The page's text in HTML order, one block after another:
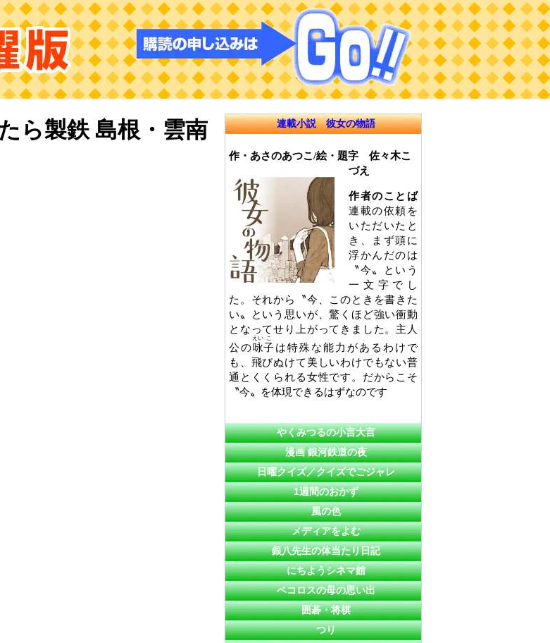
ら製鉄 島根・雲南 連載小説 彼女の物語
作・あさのあつこ/絵・題字 佐々木こ
づえ
作者のことば
連載の依頼を
いただいたと
き、まず頭に
浮かんだのは
〝今〟という
一文字でし
た。それから〝今、このときを書きた
い〟という思いが、驚くほど強い衝動
となってせり上がってきました。主人
公の咏
えい
子
こ
は特殊な能力があるわけで
も、飛びぬけて美しいわけでもない普
通とくくられる女性です。だからこそ
〝今〟を体現できるはずなのです
やくみつるの小言大言
漫画 銀河鉄道の夜
日曜クイズ／クイズでごジャレ
1週間のおかず
風の色
メディアをよむ
銀八先生の体当たり日記
にちようシネマ館
ペコロスの母の思い出
囲碁・将棋
つり